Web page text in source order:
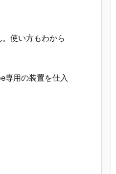
使い方もわから
用の装置を仕入